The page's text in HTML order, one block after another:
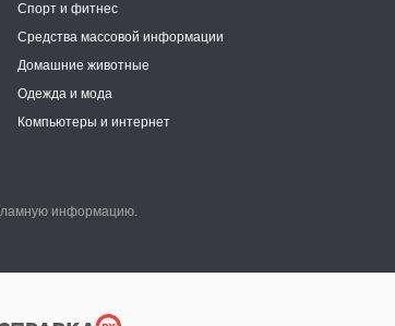
Спорт и фитнес
Средства массовой информации
Домашние животные
Одежда и мода
Компьютеры и интернет
информацию.